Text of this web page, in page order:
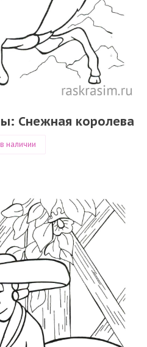
Снежная королева
наличии